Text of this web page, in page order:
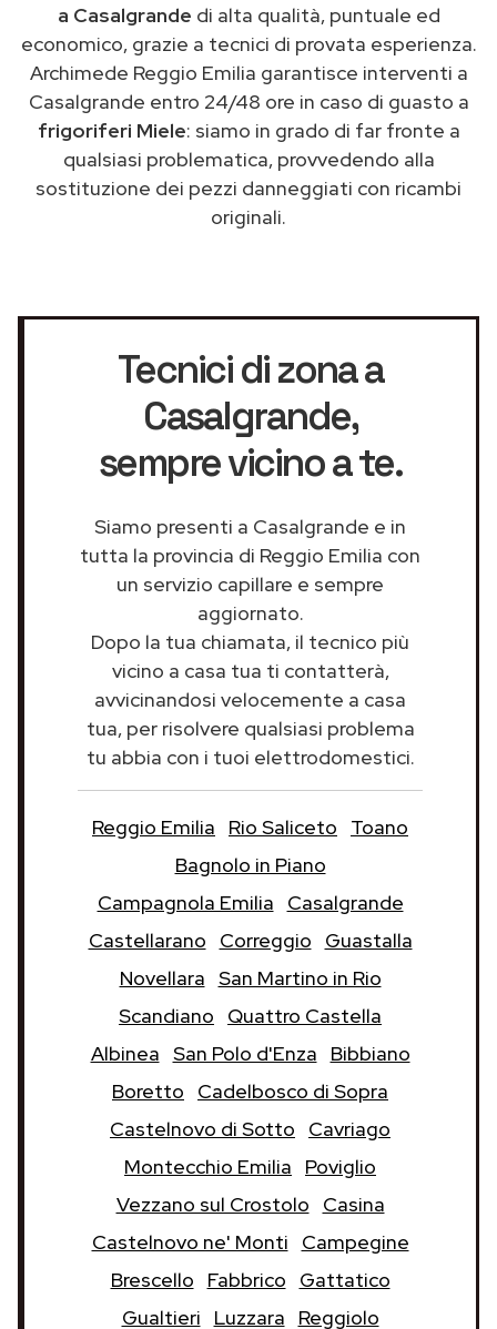
a Casalgrande di alta qualità, puntuale ed
economico, grazie a tecnici di provata esperienza.
Archimede Reggio Emilia garantisce interventi a
Casalgrande entro 24/48 ore in caso di guasto a
frigoriferi Miele: siamo in grado di far fronte a
qualsiasi problematica, provvedendo alla
sostituzione dei pezzi danneggiati con ricambi
originali.
Tecnici di zona a
Casalgrande,
sempre vicino a te.
Siamo presenti a Casalgrande e in
tutta la provincia di Reggio Emilia con
un servizio capillare e sempre
aggiornato.
Dopo la tua chiamata, il tecnico più
vicino a casa tua ti contatterà,
avvicinandosi velocemente a casa
tua, per risolvere qualsiasi problema
tu abbia con i tuoi elettrodomestici.
Reggio Emilia Rio Saliceto
Toano
Bagnolo in Piano
Campagnola Emilia
Casalgrande
Castellarano
Correggio
Guastalla
Novellara San Martino in Rio
Scandiano
Quattro Castella
Albinea San Polo d'Enza
Bibbiano
Boretto
Cadelbosco di Sopra
Castelnovo di Sotto
Cavriago
Montecchio Emilia
Poviglio
Vezzano sul Crostolo
Casina
Castelnovo ne' Monti
Campegine
Brescello
Fabbrico
Gattatico
Gualtieri
Luzzara Reggiolo